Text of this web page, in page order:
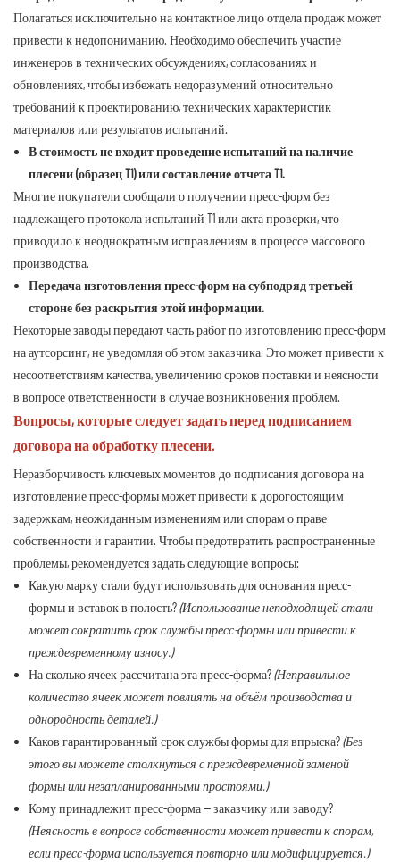
Полагаться исключительно на контактное лицо отдела продаж может
привести к недопониманию. Необходимо обеспечить участие
инженеров в технических обсуждениях, согласованиях и
обновлениях, чтобы избежать недоразумений относительно
требований к проектированию, технических характеристик
материалов или результатов испытаний.
В стоимость не входит проведение испытаний на наличие
плесени (образец T1) или составление отчета T1.
Многие покупатели сообщали о получении пресс-форм без
надлежащего протокола испытаний T1 или акта проверки, что
приводило к неоднократным исправлениям в процессе массового
производства.
Передача изготовления пресс-форм на субподряд третьей
стороне без раскрытия этой информации.
Некоторые заводы передают часть работ по изготовлению пресс-форм
на аутсорсинг, не уведомляя об этом заказчика. Это может привести к
несоответствиям качества, увеличению сроков поставки и неясности
в вопросе ответственности в случае возникновения проблем.
Вопросы, которые следует задать перед подписанием
договора на обработку плесени.
Неразборчивость ключевых моментов до подписания договора на
изготовление пресс-формы может привести к дорогостоящим
задержкам, неожиданным изменениям или спорам о праве
собственности и гарантии. Чтобы предотвратить распространенные
проблемы, рекомендуется задать следующие вопросы:
Какую марку стали будут использовать для основания пресс-
формы и вставок в полость?(Использование неподходящей стали
может сократить срок службы пресс-формы или привести к
преждевременному износу.)
На сколько ячеек рассчитана эта пресс-форма?(Неправильное
количество ячеек может повлиять на объём производства и
однородность деталей.)
Каков гарантированный срок службы формы для впрыска?(Без
этого вы можете столкнуться с преждевременной заменой
формы или незапланированными простоями.)
Кому принадлежит пресс-форма — заказчику или заводу?
(Неясность в вопросе собственности может привести к спорам,
если пресс-форма используется повторно или модифицируется.)